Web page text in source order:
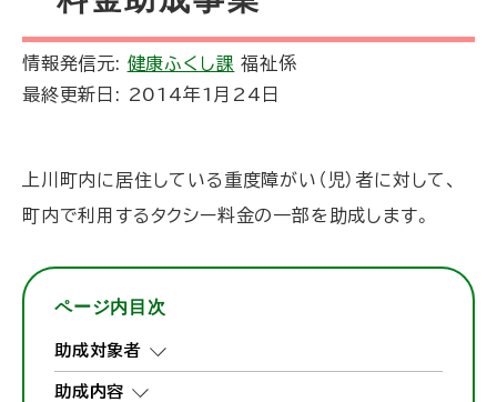
情報発信元: 健康ふくし課 福祉係
最終更新日:
2014年1月24日
上川町内に居住している重度障がい（児）者に対して、
町内で利用するタクシー料金の一部を助成します。
ページ内目次
助成対象者
助成内容